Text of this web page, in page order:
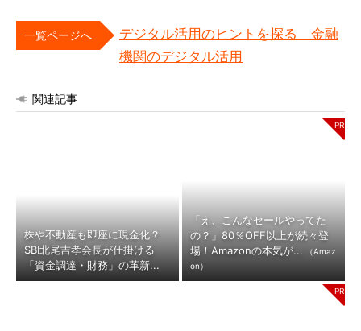
一覧ページへ
デジタル活用のヒントを探る 金融
機関のデジタル活用
関連記事
株や不動産も即座に現金化？
SBI北尾吉孝会長が仕掛ける
「資金調達・財務」の革新...
「え、こんなセールやってた
の？」80％OFF以上が続々登
場！Amazonの本気が...
（Amaz
on）